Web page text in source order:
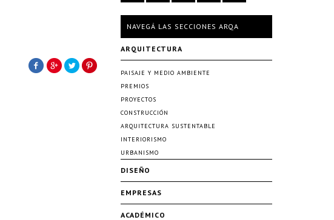
NAVEGÁ LAS SECCIONES ARQA
ARQUITECTURA
PAISAJE Y MEDIO AMBIENTE
PREMIOS
PROYECTOS
CONSTRUCCIÓN
ARQUITECTURA SUSTENTABLE
INTERIORISMO
URBANISMO
DISEÑO
EMPRESAS
ACADÉMICO